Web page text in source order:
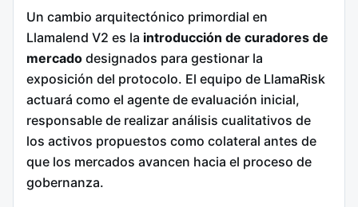
Un cambio arquitectónico primordial en
Llamalend V2 es la introducción de curadores de
mercado designados para gestionar la
exposición del protocolo. El equipo de LlamaRisk
actuará como el agente de evaluación inicial,
responsable de realizar análisis cualitativos de
los activos propuestos como colateral antes de
que los mercados avancen hacia el proceso de
gobernanza.